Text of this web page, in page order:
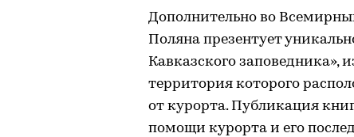
Дополнительно во
Поляна презентует
Кавказского заповедника»,
территория которого
от курорта. Публикация
помощи курорта и его